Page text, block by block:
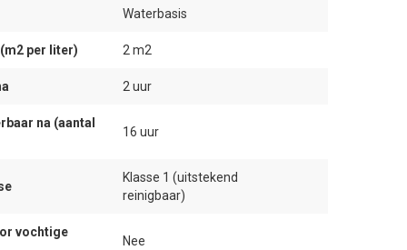
Waterbasis
per liter) 2 m2
2 uur
na (aantal
16 uur
Klasse 1 (uitstekend
reinigbaar)
vochtige
Nee